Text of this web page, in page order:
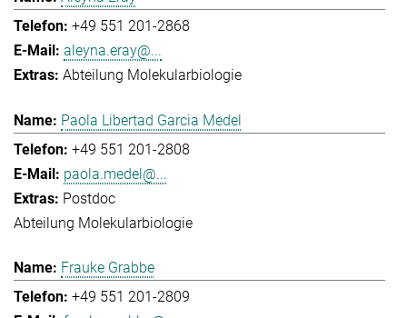
+49 551 201-2868
aleyna.eray@...
Abteilung Molekularbiologie
Paola Libertad Garcia Medel
+49 551 201-2808
paola.medel@...
Postdoc
Abteilung Molekularbiologie
Frauke Grabbe
+49 551 201-2809